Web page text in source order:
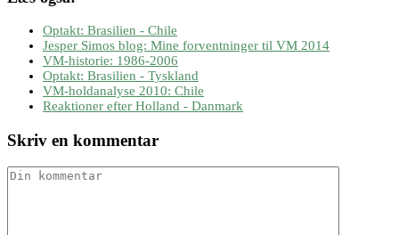
Optakt: Brasilien - Chile
Jesper Simos blog: Mine forventninger til VM 2014
VM-historie: 1986-2006
Optakt: Brasilien - Tyskland
VM-holdanalyse 2010: Chile
Reaktioner efter Holland - Danmark
Skriv en kommentar